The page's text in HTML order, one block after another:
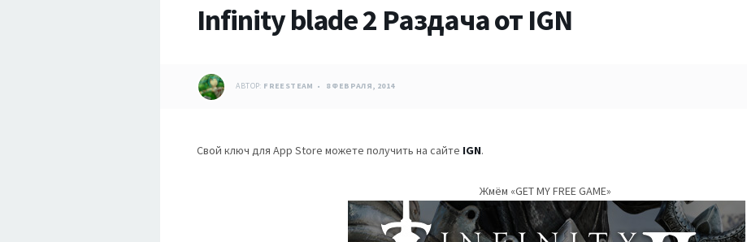
Infinity blade 2 Раздача от IGN
АВТОР: FREESTEAM 8 ФЕВРАЛЯ, 2014
Свой ключ для App Store можете получить на сайте IGN.
Жмём «GET MY FREE GAME»